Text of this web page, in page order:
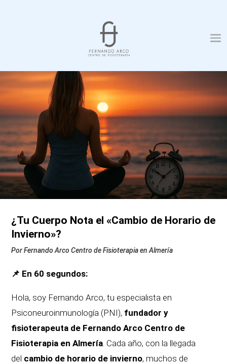
¿Tu Cuerpo Nota el «Cambio de Horario de
Invierno»?
Por Fernando Arco Centro de Fisioterapia en Almería
📌 En 60 segundos:
Hola, soy Fernando Arco, tu especialista en
Psiconeuroinmunología (PNI), fundador y
fisioterapeuta de Fernando Arco Centro de
Fisioterapia en Almería. Cada año, con la llegada
del cambio de horario de invierno, muchos de